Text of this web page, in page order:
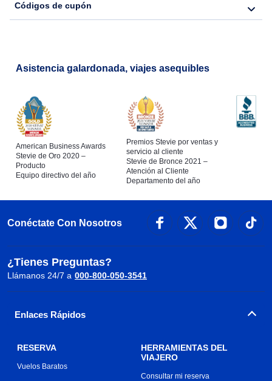
Flights from Nueva York to Barcelona
Códigos de cupón
Asistencia galardonada, viajes asequibles
American Business Awards
Stevie de Oro 2020 –
Producto
Equipo directivo del año
Premios Stevie por ventas y
servicio al cliente
Stevie de Bronce 2021 –
Atención al Cliente
Departamento del año
Conéctate Con Nosotros
¿Tienes Preguntas?
Llámanos 24/7 a 000-800-050-3541
Enlaces Rápidos
RESERVA
Vuelos Baratos
HERRAMIENTAS DEL
VIAJERO
Consultar mi reserva